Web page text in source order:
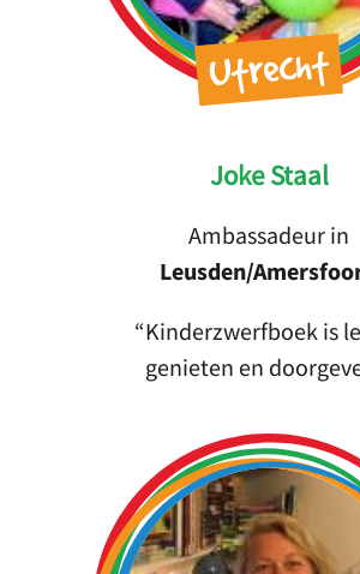
Utrecht
Joke Staal
Ambassadeur in
Leusden/
Kinderzwerfboek is
genieten en